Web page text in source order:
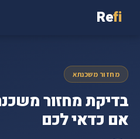
Refi
מחזור משכנתא
בדיקת מחזור
אם כדאי לכם